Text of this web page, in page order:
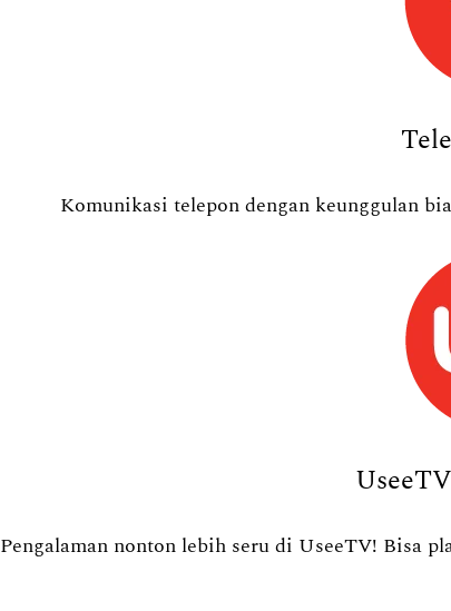
Komunikasi telepon dengan keunggulan
Pengalaman nonton lebih seru di UseeTV! Bisa